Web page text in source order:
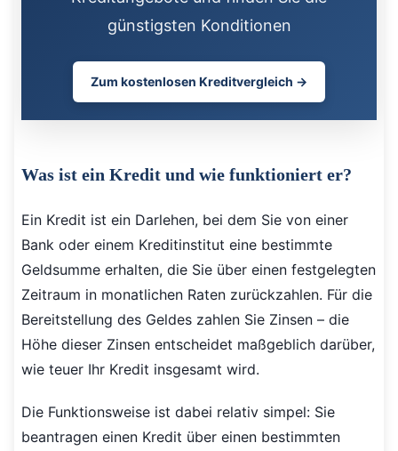
günstigsten Konditionen
Zum kostenlosen Kreditvergleich →
Was ist ein Kredit und wie funktioniert er?
Ein Kredit ist ein Darlehen, bei dem Sie von einer
Bank oder einem Kreditinstitut eine bestimmte
Geldsumme erhalten, die Sie über einen festgelegten
Zeitraum in monatlichen Raten zurückzahlen. Für die
Bereitstellung des Geldes zahlen Sie Zinsen – die
Höhe dieser Zinsen entscheidet maßgeblich darüber,
wie teuer Ihr Kredit insgesamt wird.
Die Funktionsweise ist dabei relativ simpel: Sie
beantragen einen Kredit über einen bestimmten